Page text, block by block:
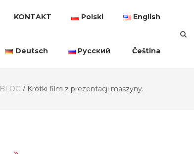
KONTAKT Polski English
Deutsch Русский Čeština
BLOG / Krótki film z prezentacji maszyny.